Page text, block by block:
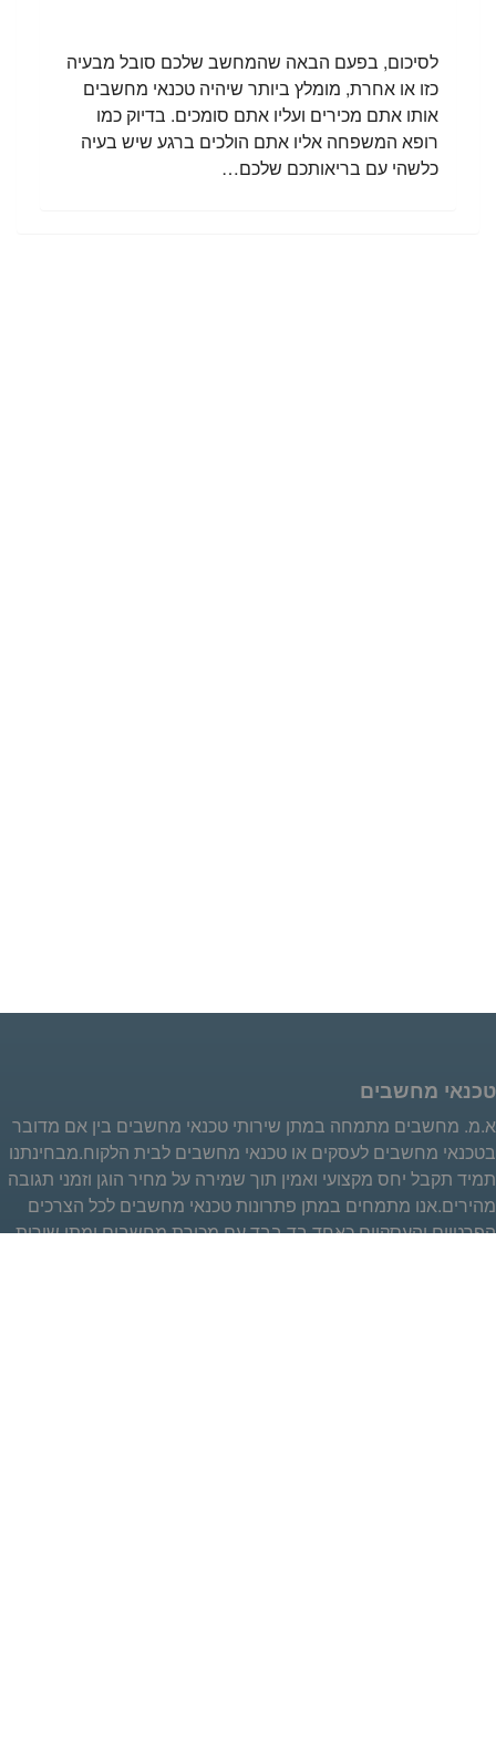
לסיכום, בפעם הבאה שהמחשב שלכם סובל מבעיה
כזו או אחרת, מומלץ ביותר שיהיה טכנאי מחשבים
אותו אתם מכירים ועליו אתם סומכים. בדיוק כמו
רופא המשפחה אליו אתם הולכים ברגע שיש בעיה
כלשהי עם בריאותכם שלכם…
טכנאי מחשבים
א.מ. מחשבים מתמחה במתן שירותי טכנאי מחשבים בין אם מדובר
בטכנאי מחשבים לעסקים או טכנאי מחשבים לבית הלקוח.מבחינתנו
תמיד תקבל יחס מקצועי ואמין תוך שמירה על מחיר הוגן וזמני תגובה
מהירים.אנו מתמחים במתן פתרונות טכנאי מחשבים לכל הצרכים
הפרטיים והעסקיים כאחד בד בבד עם מכירת מחשבים ומתן שירות